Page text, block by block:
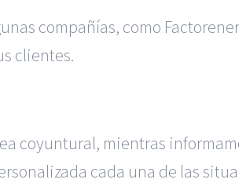
compañías, como
clientes.
coyuntural, mientras
cada una de las